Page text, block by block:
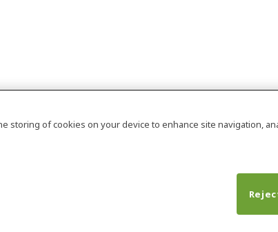
storing of cookies on your device to enhance site navigation,